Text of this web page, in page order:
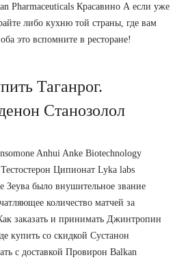
Pharmaceuticals Красавино А если уже
либо кухню той страны, где вам
это вспомните в ресторане!
Таганрог.
Станозолол
Anhui Anke Biotechnology
Ципионат Lyka labs
Зеува было внушительное звание
количество матчей за
заказать и принимать Джинтропин
купить со скидкой Сустанон
с доставкой Провирон Balkan